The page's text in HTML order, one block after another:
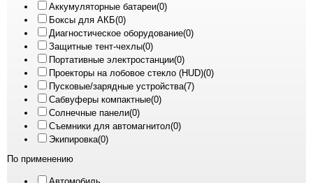
Аккумуляторные батареи(0)
Боксы для АКБ(0)
Диагностическое оборудование(0)
Защитные тент-чехлы(0)
Портативные электростанции(0)
Проекторы на лобовое стекло (HUD)(0)
Пусковые/зарядные устройства(7)
Сабвуферы компактные(0)
Солнечные панели(0)
Съемники для автомагнитол(0)
Экипировка(0)
По применению